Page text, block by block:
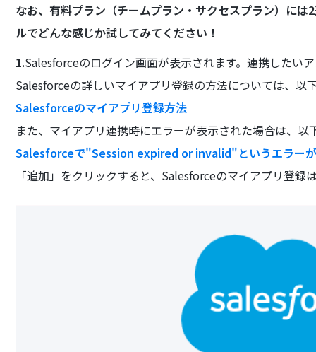
なお、有料プラン（チームプラン・サクセスプラン）に
ルでどんな感じか試してみてください！
1.Salesforceのログイン画面が表示されます。連携したい
Salesforceの詳しいマイアプリ登録の方法については、以
Salesforceのマイアプリ登録方法
また、マイアプリ連携時にエラーが表示された場合は、
Salesforceで"Session expired or invalid"というエラー
「追加」をクリックすると、Salesforceのマイアプリ登録